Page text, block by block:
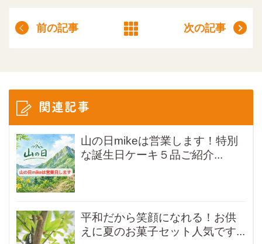
前の記事 次の記事
関連記事
山の日mikeは営業します！特別
な誕生日ケーキ５品ご紹介...
平和だから笑顔になれる！お供
えに夏のお菓子セット人気です...